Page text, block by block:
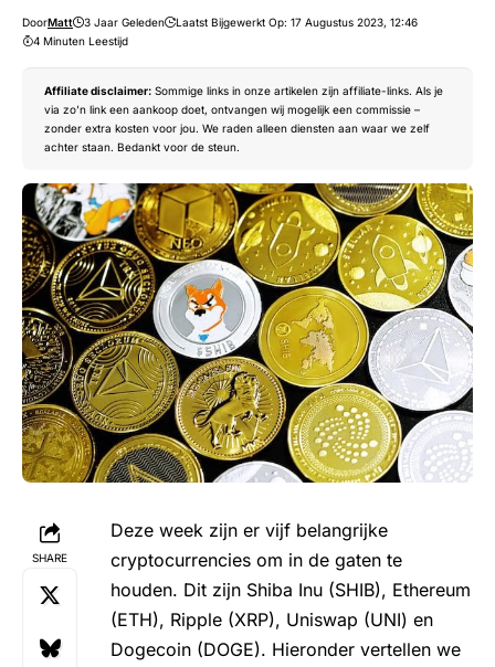
DoorMatt 3 Jaar Geleden
Laatst Bijgewerkt Op: 17 Augustus 2023, 12:46
4 Minuten Leestijd
Affiliate disclaimer: Sommige links in onze artikelen zijn affiliate-links. Als je
via zo’n link een aankoop doet, ontvangen wij mogelijk een commissie –
zonder extra kosten voor jou. We raden alleen diensten aan waar we zelf
achter staan. Bedankt voor de steun.
SHARE
Deze week zijn er vijf belangrijke
cryptocurrencies om in de gaten te
houden. Dit zijn Shiba Inu (SHIB), Ethereum
(ETH), Ripple (XRP), Uniswap (UNI) en
Dogecoin (DOGE). Hieronder vertellen we